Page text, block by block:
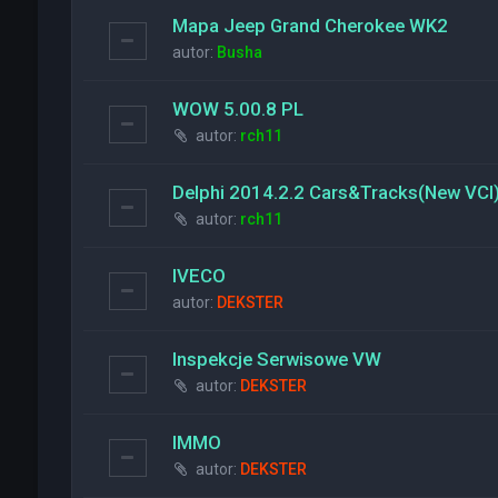
Mapa Jeep Grand Cherokee WK2
autor: Busha
WOW 5.00.8 PL
autor: rch11
Delphi 2014.2.2 Cars&Tracks(New VCI)
autor: rch11
IVECO
autor: DEKSTER
Inspekcje Serwisowe VW
autor: DEKSTER
IMMO
autor: DEKSTER